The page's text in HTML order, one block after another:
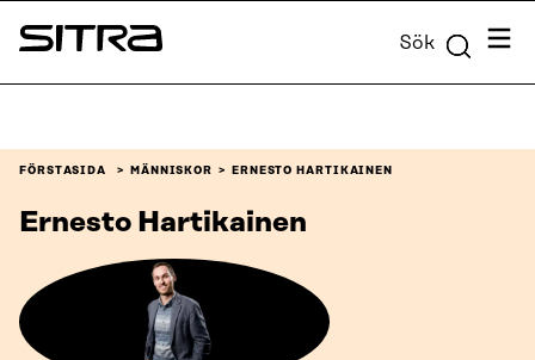
Skip to
content
Sitra Sök Meny
FÖRSTASIDA MÄNNISKOR ERNESTO HARTIKAINEN
Ernesto Hartikainen